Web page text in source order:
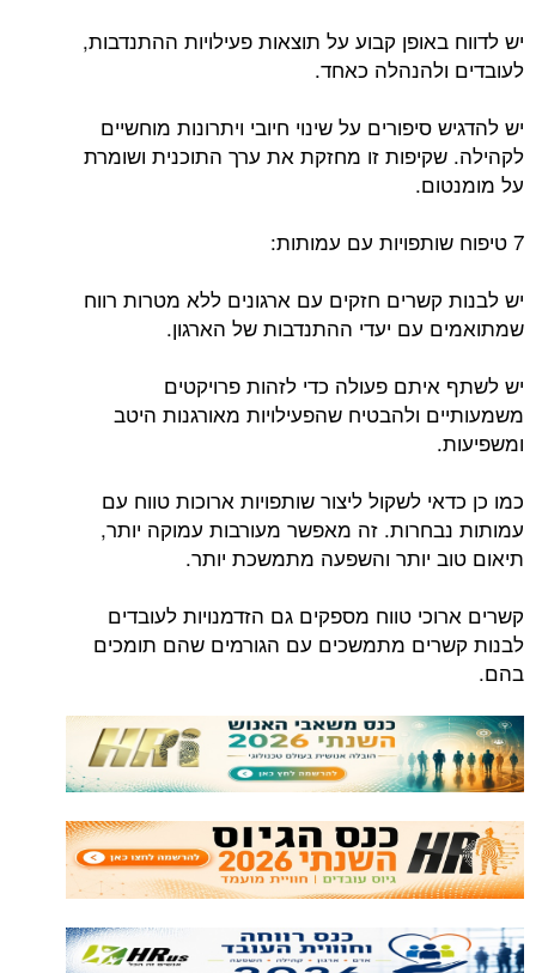
יש לדווח באופן קבוע על תוצאות פעילויות ההתנדבות,
לעובדים ולהנהלה כאחד.
יש להדגיש סיפורים על שינוי חיובי ויתרונות מוחשיים
לקהילה. שקיפות זו מחזקת את ערך התוכנית ושומרת
על מומנטום.
7 טיפוח שותפויות עם עמותות:
יש לבנות קשרים חזקים עם ארגונים ללא מטרות רווח
שמתואמים עם יעדי ההתנדבות של הארגון.
יש לשתף איתם פעולה כדי לזהות פרויקטים
משמעותיים ולהבטיח שהפעילויות מאורגנות היטב
ומשפיעות.
כמו כן כדאי לשקול ליצור שותפויות ארוכות טווח עם
עמותות נבחרות. זה מאפשר מעורבות עמוקה יותר,
תיאום טוב יותר והשפעה מתמשכת יותר.
קשרים ארוכי טווח מספקים גם הזדמנויות לעובדים
לבנות קשרים מתמשכים עם הגורמים שהם תומכים
בהם.